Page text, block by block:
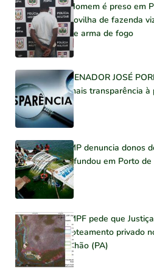
Homem é preso em
novilha de fazenda
de arma de fogo
SENADOR JOSÉ
mais transparência
MP denuncia donos
afundou em Porto de
MPF pede que
loteamento privado
Chão (PA)